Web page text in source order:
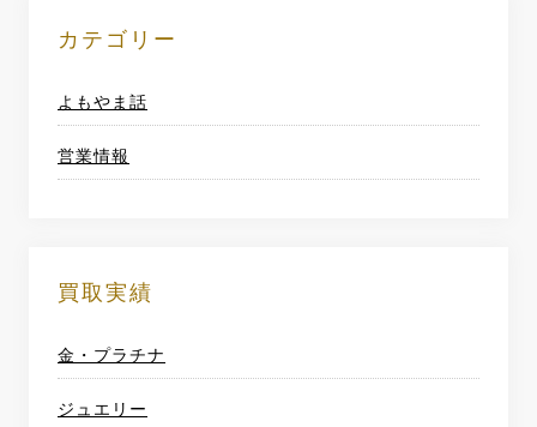
カテゴリー
よもやま話
営業情報
買取実績
金・プラチナ
ジュエリー